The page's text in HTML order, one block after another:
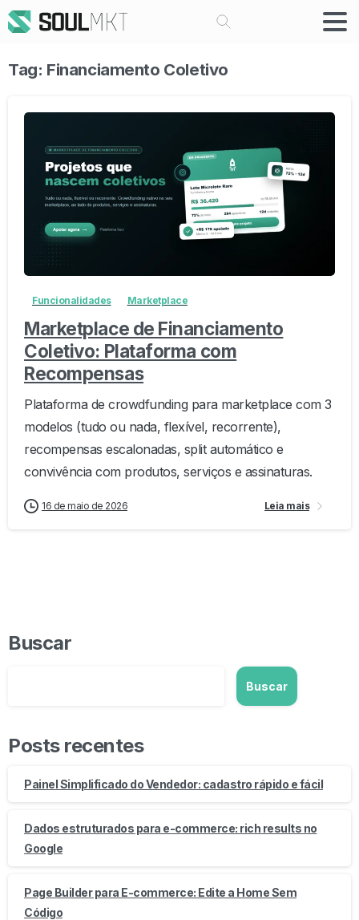
Buscar
Tag: Financiamento Coletivo
Funcionalidades Marketplace
Marketplace de Financiamento
Coletivo: Plataforma com
Recompensas
Plataforma de crowdfunding para marketplace com 3
modelos (tudo ou nada, flexível, recorrente),
recompensas escalonadas, split automático e
convivência com produtos, serviços e assinaturas.
16 de maio de 2026 Leia mais
Buscar
Buscar
Posts recentes
Painel Simplificado do Vendedor: cadastro rápido e fácil
Dados estruturados para e-commerce: rich results no
Google
Page Builder para E-commerce: Edite a Home Sem
Código